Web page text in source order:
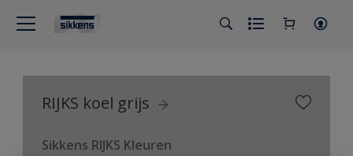
RIJKS koel grijs
Sikkens RIJKS Kleuren